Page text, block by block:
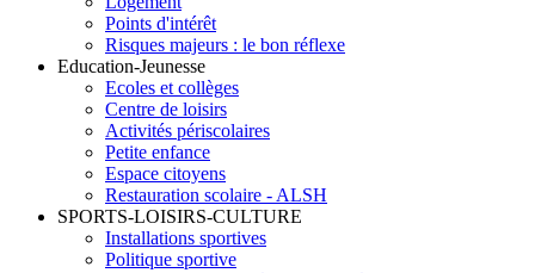
Points d'intérêt
Risques majeurs : le bon réflexe
Education-Jeunesse
Ecoles et collèges
Centre de loisirs
Activités périscolaires
Petite enfance
Espace citoyens
Restauration scolaire - ALSH
SPORTS-LOISIRS-CULTURE
Installations sportives
Politique sportive